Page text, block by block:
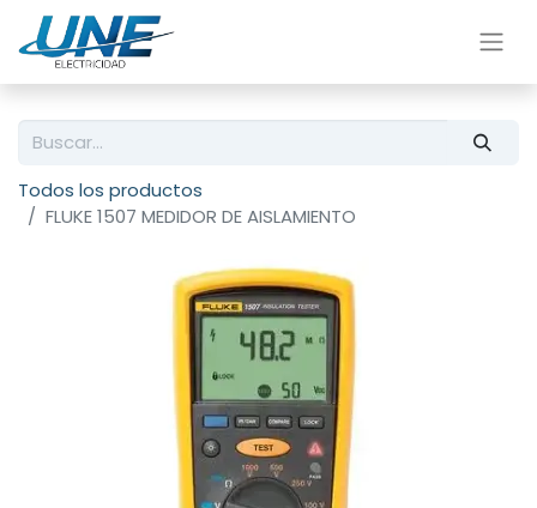
Todos los productos
FLUKE 1507 MEDIDOR DE AISLAMIENTO